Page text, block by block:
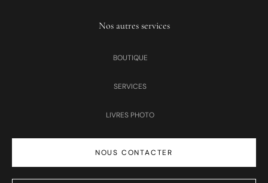
Nos autres services
BOUTIQUE
SERVICES
LIVRES PHOTO
NOUS CONTACTER